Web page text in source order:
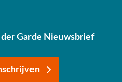
Garde Nieuwsbrief